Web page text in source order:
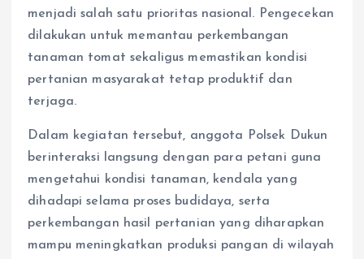
menjadi salah satu prioritas nasional. Pengecekan
dilakukan untuk memantau perkembangan
tanaman tomat sekaligus memastikan kondisi
pertanian masyarakat tetap produktif dan
terjaga.
Dalam kegiatan tersebut, anggota Polsek Dukun
berinteraksi langsung dengan para petani guna
mengetahui kondisi tanaman, kendala yang
dihadapi selama proses budidaya, serta
perkembangan hasil pertanian yang diharapkan
mampu meningkatkan produksi pangan di wilayah